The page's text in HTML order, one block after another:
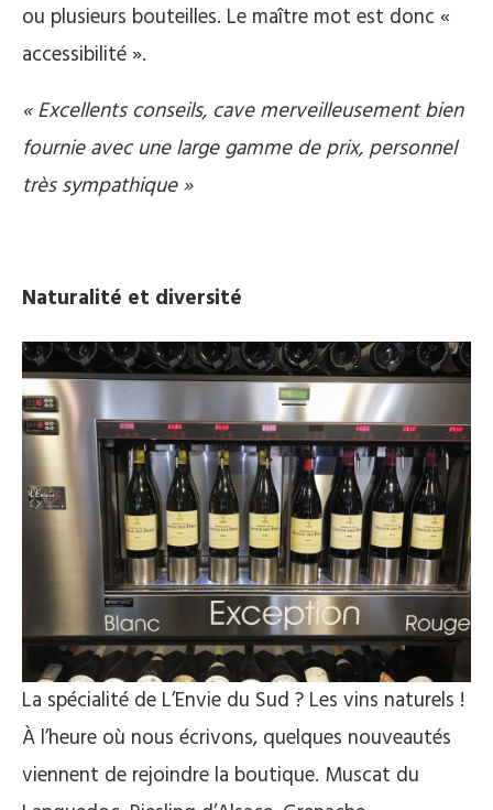
ou plusieurs bouteilles. Le maître mot est donc «
accessibilité ».
« Excellents conseils, cave merveilleusement bien
fournie avec une large gamme de prix, personnel
très sympathique »
Naturalité et diversité
La spécialité de L’Envie du Sud ? Les vins naturels !
À l’heure où nous écrivons, quelques nouveautés
viennent de rejoindre la boutique. Muscat du